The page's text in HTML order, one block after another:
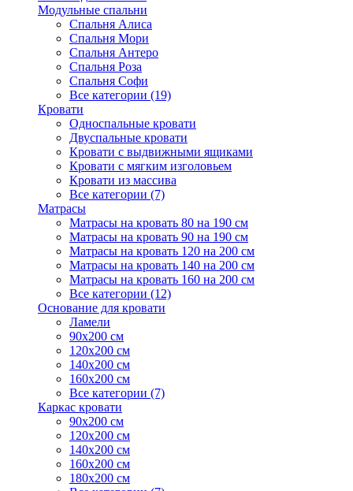
Модульные спальни
Спальня Алиса
Спальня Мори
Спальня Антеро
Спальня Роза
Спальня Софи
Все категории (19)
Кровати
Односпальные кровати
Двуспальные кровати
Кровати с выдвижными ящиками
Кровати с мягким изголовьем
Кровати из массива
Все категории (7)
Матрасы
Матрасы на кровать 80 на 190 см
Матрасы на кровать 90 на 190 см
Матрасы на кровать 120 на 200 см
Матрасы на кровать 140 на 200 см
Матрасы на кровать 160 на 200 см
Все категории (12)
Основание для кровати
Ламели
90х200 см
120х200 см
140х200 см
160х200 см
Все категории (7)
Каркас кровати
90х200 см
120х200 см
140х200 см
160х200 см
180х200 см